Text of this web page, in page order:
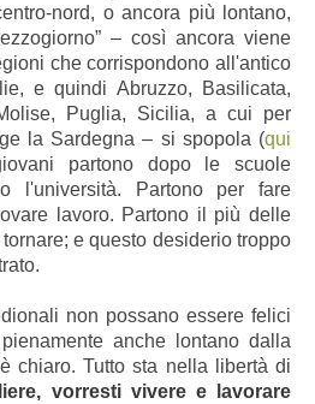
nord, o ancora più lontano,
– così ancora viene
che corrispondono all'antico
e quindi Abruzzo, Basilicata,
Puglia, Sicilia, a cui per
la Sardegna – si spopola (qui
partono dopo le scuole
l'università. Partono per fare
lavoro. Partono il più delle
e questo desiderio troppo
non possano essere felici
anche lontano dalla
chiaro. Tutto sta nella libertà di
vorresti vivere e lavorare